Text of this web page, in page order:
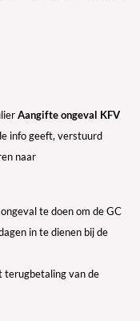
Aangifte ongeval KFV
info geeft, verstuurd
naar
te doen om de GC
in te dienen bij de
terugbetaling van de